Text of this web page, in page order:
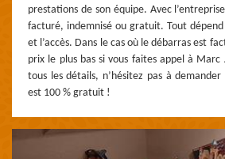
prestations de son équipe. Avec
facturé, indemnisé ou gratuit. Tout
et l’accès. Dans le cas où le débarras est
prix le plus bas si vous faites appel à Marc
tous les détails, n’hésitez pas à
est 100 % gratuit !